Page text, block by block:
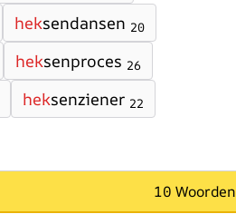
heksendansen 20
heksenproces 26
heksenziener 22
10 Woorden